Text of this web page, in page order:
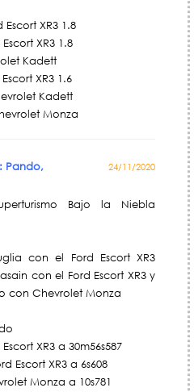
Escort XR3 1.8
XR3 1.8
Kadett
XR3 1.6
Kadett
Monza
Pando,
24/11/2020
Bajo la Niebla
con el Ford Escort XR3
con el Ford Escort XR3 y
con Chevrolet Monza
XR3 a 30m56s587
Escort XR3 a 6s608
Monza a 10s781